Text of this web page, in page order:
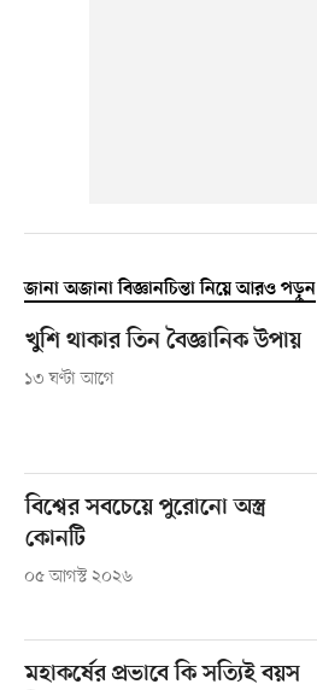
জানা অজানা বিজ্ঞানচিন্তা নিয়ে আরও পড়ুন
খুশি থাকার তিন বৈজ্ঞানিক উপায়
১৩ ঘণ্টা আগে
বিশ্বের সবচেয়ে পুরোনো অস্ত্র
কোনটি
০৫ আগস্ট ২০২৬
মহাকর্ষের প্রভাবে কি সত্যিই বয়স